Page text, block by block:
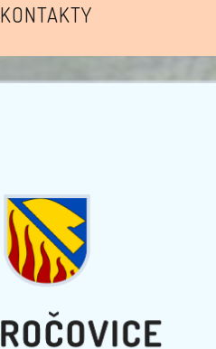
KONTAKTY